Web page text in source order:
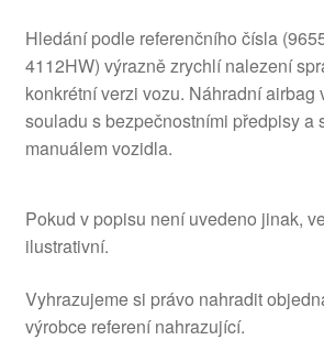
Hledání podle referenčního čísla
4112HW) výrazně zrychlí nalezení
konkrétní verzi vozu. Náhradní airbag
souladu s bezpečnostními předpisy a
manuálem vozidla.
Pokud v popisu není uvedeno jinak,
ilustrativní.
Vyhrazujeme si právo nahradit
výrobce referení nahrazující.